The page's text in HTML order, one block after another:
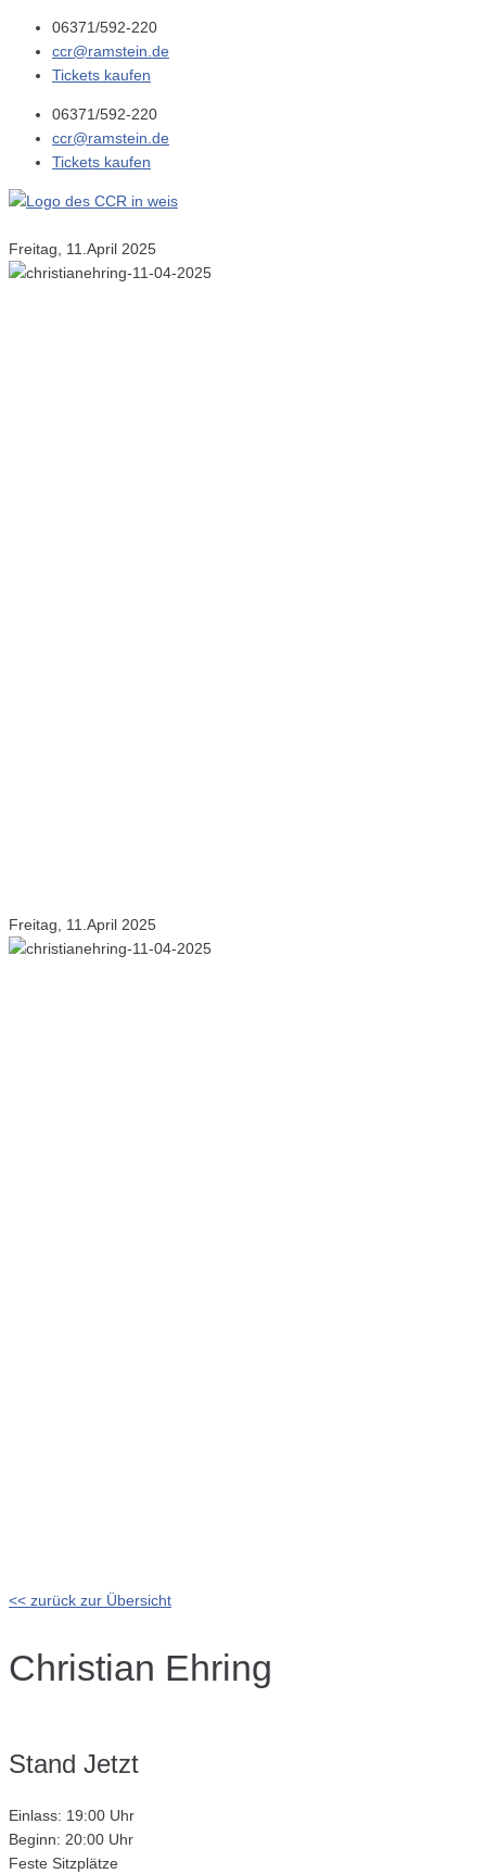
06371/592-220
ccr@ramstein.de
Tickets kaufen
06371/592-220
ccr@ramstein.de
Tickets kaufen
Freitag, 11.April 2025
Freitag, 11.April 2025
<< zurück zur Übersicht
Christian Ehring
Stand Jetzt
Einlass: 19:00 Uhr
Beginn: 20:00 Uhr
Feste Sitzplätze